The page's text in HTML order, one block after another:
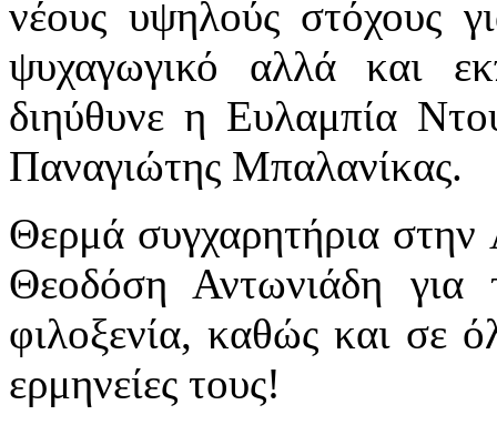
νέους υψηλούς στόχους
ψυχαγωγικό αλλά και
διηύθυνε η Ευλαμπία
Παναγιώτης Μπαλανίκας.
Θερμά συγχαρητήρια
Θεοδόση Αντωνιάδη
φιλοξενία, καθώς και σε
ερμηνείες τους!